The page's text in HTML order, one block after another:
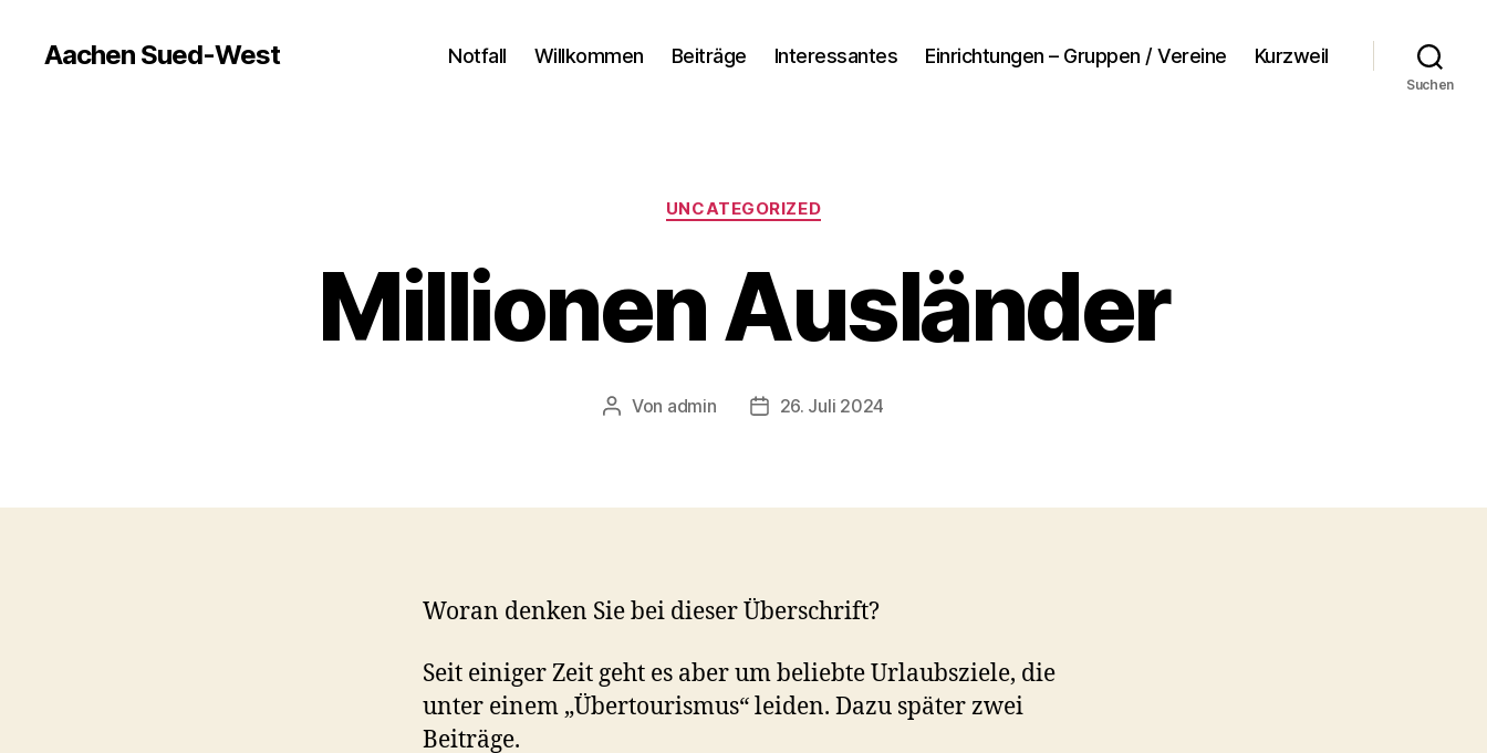
Aachen Sued-West Notfall Willkommen Beiträge Interessantes Einrichtungen – Gruppen / Vereine Kurzweil
Suchen
Kategorien
UNCATEGORIZED
Millionen Ausländer
Beitragsautor
Von admin Veröffentlichungsdatum
26. Juli 2024
Woran denken Sie bei dieser Überschrift?
Seit einiger Zeit geht es aber um beliebte Urlaubsziele, die
unter einem „Übertourismus“ leiden. Dazu später zwei
Beiträge.